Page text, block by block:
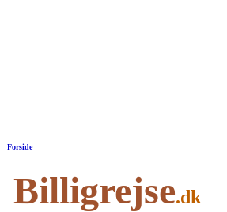
Forside
Billigrejse.dk